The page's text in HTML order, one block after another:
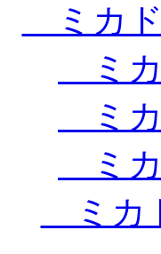
ミカド
ミカ
ミカ
ミカ
ミカ